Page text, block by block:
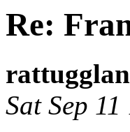
Re:
Sat Sep